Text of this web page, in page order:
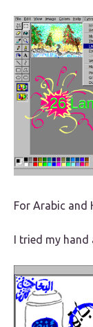
For Arabic and
I tried my